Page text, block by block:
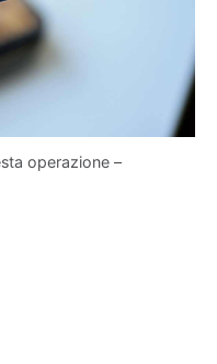
operazione –